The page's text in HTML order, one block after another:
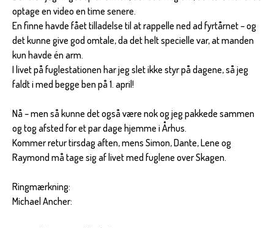
optage en video en time senere.
En finne havde fået tilladelse til at rappelle ned ad fyrtårnet – og
det kunne give god omtale, da det helt specielle var, at manden
kun havde én arm.
I livet på fuglestationen har jeg slet ikke styr på dagene, så jeg
faldt i med begge ben på 1. april!
Nå – men så kunne det også være nok og jeg pakkede sammen
og tog afsted for et par dage hjemme i Århus.
Kommer retur tirsdag aften, mens Simon, Dante, Lene og
Raymond må tage sig af livet med fuglene over Skagen.
Ringmærkning:
Michael Ancher: